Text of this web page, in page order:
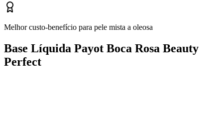
Melhor custo-benefício para pele mista a oleosa
Base Líquida Payot Boca Rosa Beauty
Perfect